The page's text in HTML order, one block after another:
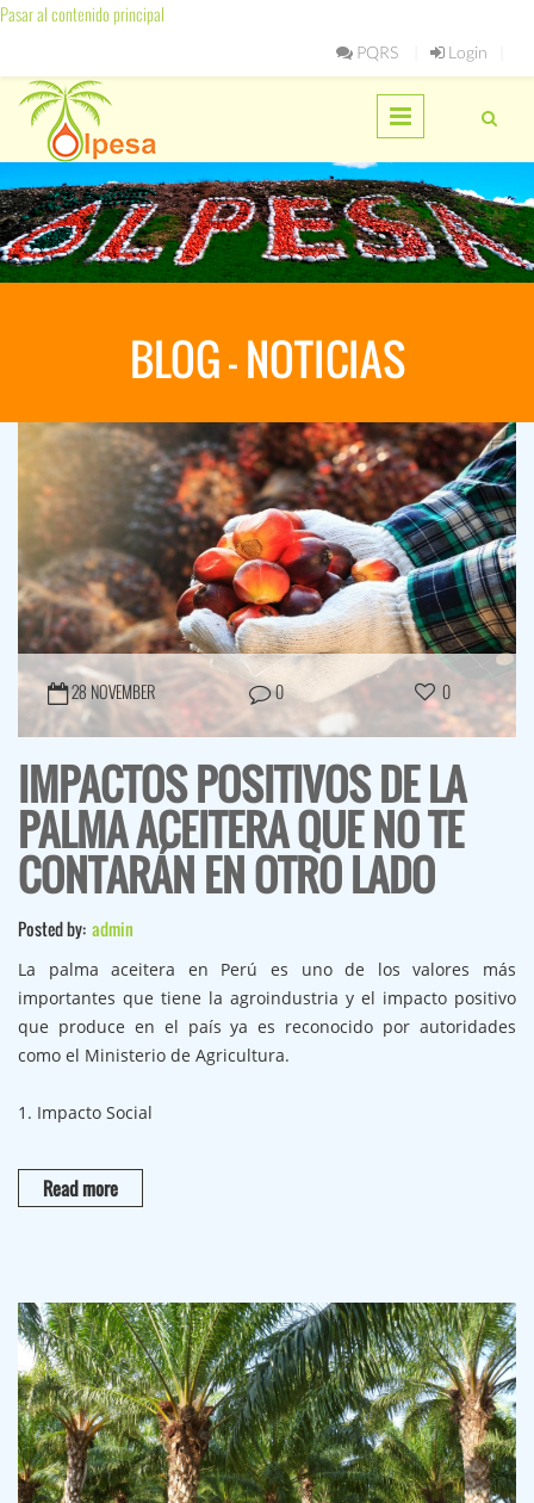
Pasar al contenido principal
PQRS Login
BLOG - NOTICIAS
28 NOVEMBER 0 0
IMPACTOS POSITIVOS DE LA
PALMA ACEITERA QUE NO TE
CONTARÁN EN OTRO LADO
Posted by: admin
La palma aceitera en Perú es uno de los valores más
importantes que tiene la agroindustria y el impacto positivo
que produce en el país ya es reconocido por autoridades
como el Ministerio de Agricultura.
1. Impacto Social
Read more